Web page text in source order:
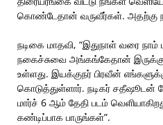
கொண்டேதான் வருவீர்கள். அதற்கு
நடிகை மாதவி, “இதுநாள் வரை நாம்
நகைச்சுவை அங்கங்கேதான்
உள்ளது. இயக்குநர் பிரவீன்
கொடுத்துள்ளார். நடிகர் சதீஷூடன்
மார்ச் 6 ஆம் தேதி படம்
கண்டிப்பாக பாருங்கள்”.